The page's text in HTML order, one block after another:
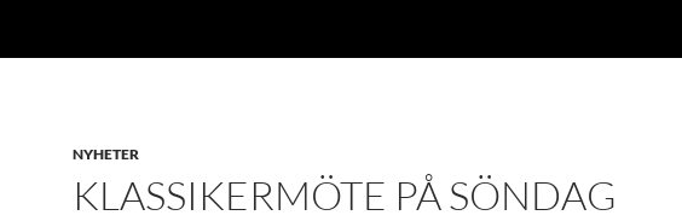
NYHETER
KLASSIKERMÖTE PÅ SÖNDAG